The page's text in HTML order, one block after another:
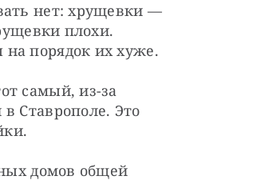
нет: хрущевки —
плохи.
порядок их хуже.
самый, из-за
Ставрополе. Это
домов общей